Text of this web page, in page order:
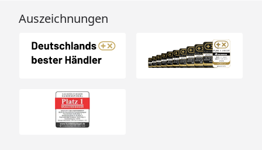
Auszeichnungen